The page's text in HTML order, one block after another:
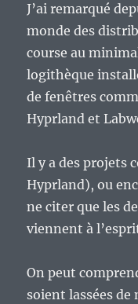
J’ai remarqué
monde des
course au
logithèque
de fenêtres
Hyprland et
Il y a des projets
Hyprland), ou
ne citer que les
viennent à
On peut
soient lassées